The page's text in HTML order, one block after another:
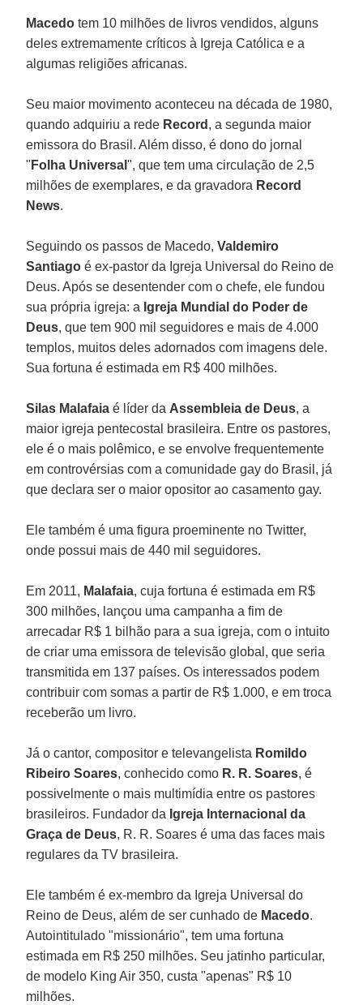
Macedotem 10 milhões de livros vendidos, alguns
deles extremamente críticos à Igreja Católica e a
algumas religiões africanas.
Seu maior movimento aconteceu na década de 1980,
quando adquiriu a rede Record , a segunda maior
emissora do Brasil. Além disso, é dono do jornal
" Folha Universal", que tem uma circulação de 2,5
milhões de exemplares, e da gravadora Record
News.
Seguindo os passos de Macedo,Valdemiro
Santiago é ex-pastor da Igreja Universal do Reino de
Deus. Após se desentender com o chefe, ele fundou
sua própria igreja: a Igreja Mundial do Poder de
Deus, que tem 900 mil seguidores e mais de 4.000
templos, muitos deles adornados com imagens dele.
Sua fortuna é estimada em R$ 400 milhões.
Silas Malafaia é líder da Assembleia de Deus, a
maior igreja pentecostal brasileira. Entre os pastores,
ele é o mais polêmico, e se envolve frequentemente
em controvérsias com a comunidade gay do Brasil, já
que declara ser o maior opositor ao casamento gay.
Ele também é uma figura proeminente no Twitter,
onde possui mais de 440 mil seguidores.
Em 2011, Malafaia, cuja fortuna é estimada em R$
300 milhões, lançou uma campanha a fim de
arrecadar R$ 1 bilhão para a sua igreja, com o intuito
de criar uma emissora de televisão global, que seria
transmitida em 137 países. Os interessados podem
contribuir com somas a partir de R$ 1.000, e em troca
receberão um livro.
Já o cantor, compositor e televangelista Romildo
Ribeiro Soares, conhecido como R. R. Soares, é
possivelmente o mais multimídia entre os pastores
brasileiros. Fundador da Igreja Internacional da
Graça de Deus, R. R. Soares é uma das faces mais
regulares da TV brasileira.
Ele também é ex-membro da Igreja Universal do
Reino de Deus, além de ser cunhado de Macedo.
Autointitulado "missionário", tem uma fortuna
estimada em R$ 250 milhões. Seu jatinho particular,
de modelo King Air 350, custa "apenas" R$ 10
milhões.